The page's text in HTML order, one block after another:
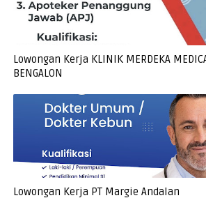
Lowongan Kerja KLINIK MERDEKA
BENGALON
Lowongan Kerja PT Margie Andalan